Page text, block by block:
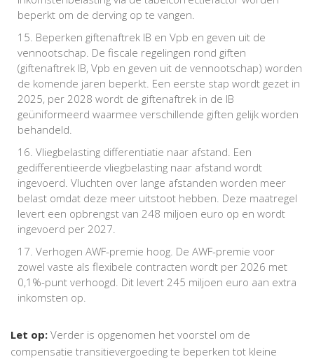
beperkt om de derving op te vangen.
Beperken giftenaftrek IB en Vpb en geven uit de
vennootschap. De fiscale regelingen rond giften
(giftenaftrek IB, Vpb en geven uit de vennootschap) worden
de komende jaren beperkt. Een eerste stap wordt gezet in
2025, per 2028 wordt de giftenaftrek in de IB
geüniformeerd waarmee verschillende giften gelijk worden
behandeld.
Vliegbelasting differentiatie naar afstand. Een
gedifferentieerde vliegbelasting naar afstand wordt
ingevoerd. Vluchten over lange afstanden worden meer
belast omdat deze meer uitstoot hebben. Deze maatregel
levert een opbrengst van 248 miljoen euro op en wordt
ingevoerd per 2027.
Verhogen AWF-premie hoog. De AWF-premie voor
zowel vaste als flexibele contracten wordt per 2026 met
0,1%-punt verhoogd. Dit levert 245 miljoen euro aan extra
inkomsten op.
Let op: Verder is opgenomen het voorstel om de
compensatie transitievergoeding te beperken tot kleine